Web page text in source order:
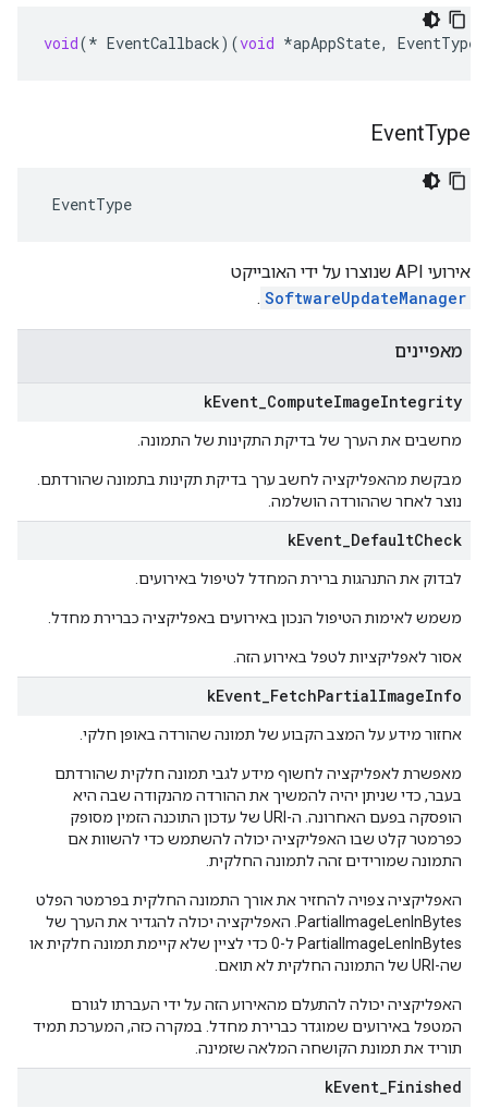
void(* EventCallback)(void *apAppState, EventType
EventType
EventType
אירועי API שנוצרו על ידי האובייקט
SoftwareUpdateManager
.
מאפיינים
kEvent ComputeImageIntegrity
מחשבים את הערך של בדיקת התקינות של התמונה.
מבקשת מהאפליקציה לחשב ערך בדיקת תקינות בתמונה שהורדתם.
נוצר לאחר שההורדה הושלמה.
kEvent DefaultCheck
לבדוק את התנהגות ברירת המחדל לטיפול באירועים.
משמש לאימות הטיפול הנכון באירועים באפליקציה כברירת מחדל.
אסור לאפליקציות לטפל באירוע הזה.
kEvent FetchPartialImageInfo
אחזור מידע על המצב הקבוע של תמונה שהורדה באופן חלקי.
מאפשרת לאפליקציה לחשוף מידע לגבי תמונה חלקית שהורדתם
בעבר, כדי שניתן יהיה להמשיך את ההורדה מהנקודה שבה היא
הופסקה בפעם האחרונה. ה-URI של עדכון התוכנה הזמין מסופק
כפרמטר קלט שבו האפליקציה יכולה להשתמש כדי להשוות אם
התמונה שמורידים זהה לתמונה החלקית.
האפליקציה צפויה להחזיר את אורך התמונה החלקית בפרמטר הפלט
PartialImageLenInBytes. האפליקציה יכולה להגדיר את הערך של
PartialImageLenInBytes ל-0 כדי לציין שלא קיימת תמונה חלקית או
שה-URI של התמונה החלקית לא תואם.
האפליקציה יכולה להתעלם מהאירוע הזה על ידי העברתו לגורם
המטפל באירועים שמוגדר כברירת מחדל. במקרה כזה, המערכת תמיד
תוריד את תמונת הקושחה המלאה שזמינה.
kEvent Finished